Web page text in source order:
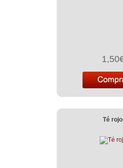
Té rojo